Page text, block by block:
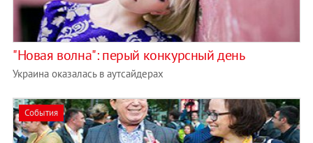
"Новая волна": перый конкурсный день
Украина оказалась в аутсайдерах
События